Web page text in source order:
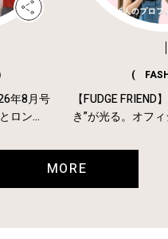
年8月号
ロン...
(
【FUDGE
き”が光る。オフ
MORE